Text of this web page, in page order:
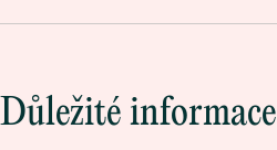
Důležité informace